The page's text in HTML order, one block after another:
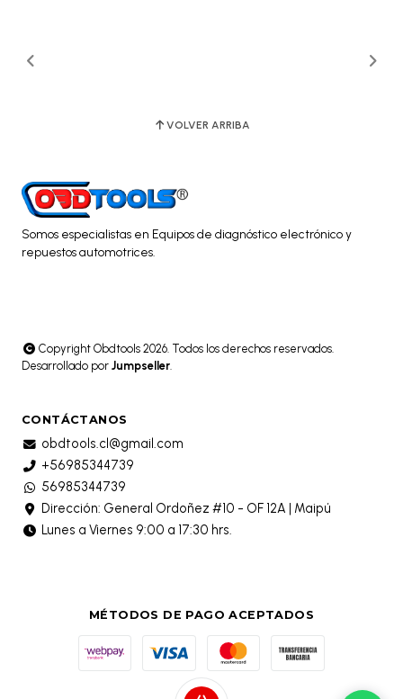
VOLVER ARRIBA
Somos especialistas en Equipos de diagnóstico electrónico y
repuestos automotrices.
Copyright Obdtools 2026. Todos los derechos reservados.
Desarrollado por Jumpseller.
CONTÁCTANOS
obdtools.cl@gmail.com
+56985344739
56985344739
Dirección: General Ordoñez #10 - OF 12A | Maipú
Lunes a Viernes 9:00 a 17:30 hrs.
MÉTODOS DE PAGO ACEPTADOS